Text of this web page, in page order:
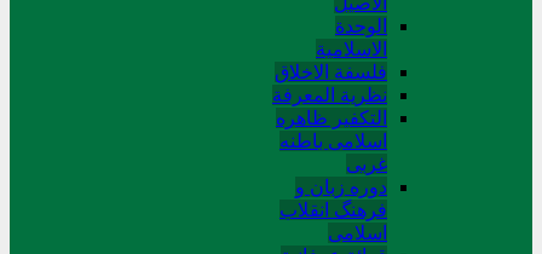
الوحدة
الاسلامیة
فلسفة الاخلاق
نظریة المعرفة
التکفیر ظاهره
اسلامی باطنه
غربی
دوره زبان و
فرهنگ انقلاب
اسلامی